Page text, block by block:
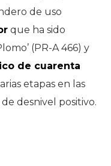
de uso
que ha sido
(PR-A 466) y
de cuarenta
etapas en las
desnivel positivo.